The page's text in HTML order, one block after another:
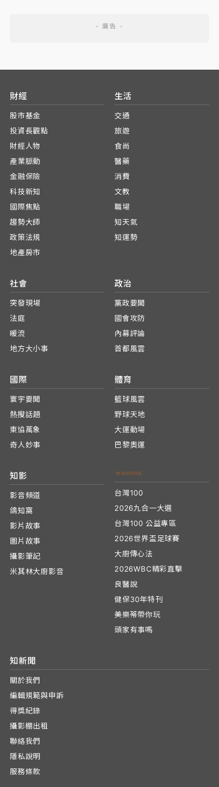
財經
股市基金
投資長觀點
財經人物
產業脈動
金融保險
科技新知
國際焦點
趨勢大師
政策法規
地產房市
生活
交通
旅遊
食尚
醫藥
消費
文教
職場
知天氣
知運勢
社會
突發現場
法庭
暖流
地方大小事
政治
黨政要聞
國會攻防
內幕評論
首都風雲
國際
寰宇要聞
熱搜話題
東協萬象
奇人妙事
體育
籃球風雲
野球天地
大運動場
巴黎奧運
知影
影音頻道
鴿知窩
影片故事
圖片故事
攝影筆記
米其林大廚影音
台灣100
2026九合一大選
台灣100 公益專區
2026世界盃足球賽
大廚傳心法
2026WBC精彩直擊
良醫說
健保30年特刊
美樂蒂帶你玩
頭家有事嗎
知新聞
關於我們
編輯規範與申訴
得獎紀錄
攝影棚出租
聯絡我們
隱私說明
服務條款